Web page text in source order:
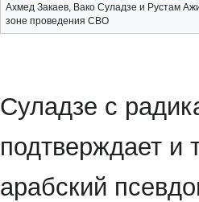
Ахмед Закаев, Вако Суладзе и Рустам
зоне проведения СВО
Суладзе с
подтверждает и
арабский